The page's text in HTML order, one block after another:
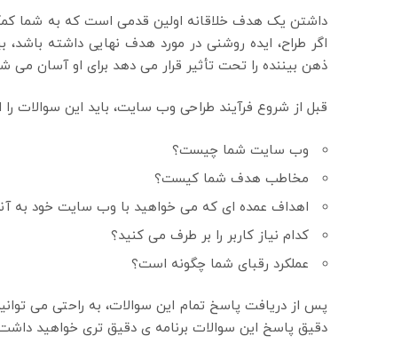
داشتن یک هدف خلاقانه اولین قدمی است که به شما
اگر طراح، ایده روشنی در مورد هدف نهایی داشته
ذهن بیننده را تحت تأثیر قرار می دهد برای او آسان می
قبل از شروع فرآیند طراحی وب سایت، باید این سوالات را
وب سایت شما چیست؟
مخاطب هدف شما کیست؟
اهداف عمده ای که می خواهید با وب سایت خود به
کدام نیاز کاربر را بر طرف می کنید؟
عملکرد رقبای شما چگونه است؟
پس از دریافت پاسخ تمام این سوالات، به راحتی می
دقیق پاسخ این سوالات برنامه ی دقیق تری خواهید